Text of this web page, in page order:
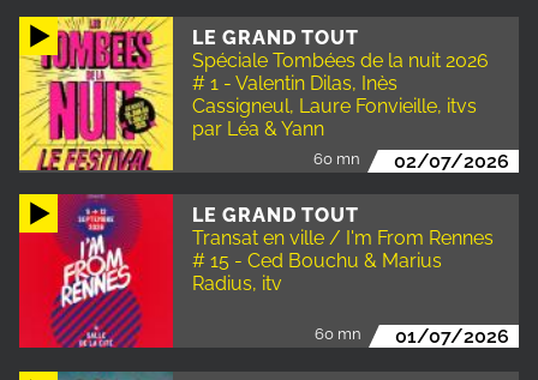
LE GRAND TOUT
Spéciale Tombées de la nuit 2026
# 1 - Valentin Dilas, Inès
Cassigneul, Laure Fonvieille, itvs
par Léa & Yann
60 mn 02/07/2026
LE GRAND TOUT
Transat en ville / I'm From Rennes
# 15 - Ced Bouchu & Marius
Radius, itv
60 mn 01/07/2026